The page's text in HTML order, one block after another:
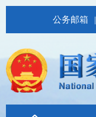
公务邮箱 |